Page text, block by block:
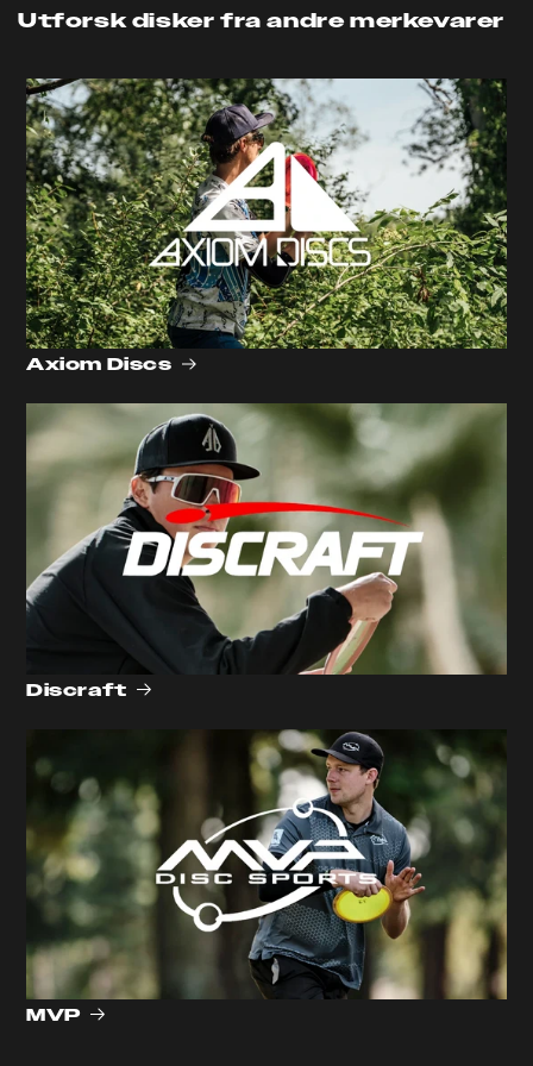
Utforsk disker fra andre merkevarer
Axiom Discs
Discraft
MVP